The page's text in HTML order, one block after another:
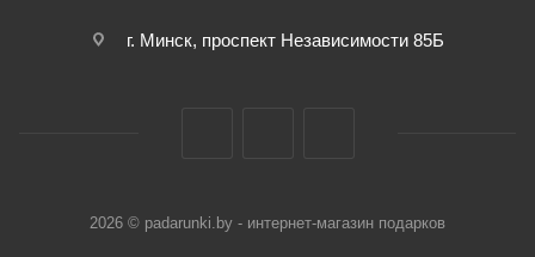
г. Минск, проспект Независимости 85Б
2026 © padarunki.by - интернет-магазин подарков